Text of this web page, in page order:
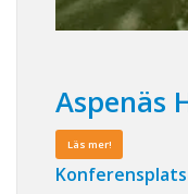
Aspenäs
Läs mer!